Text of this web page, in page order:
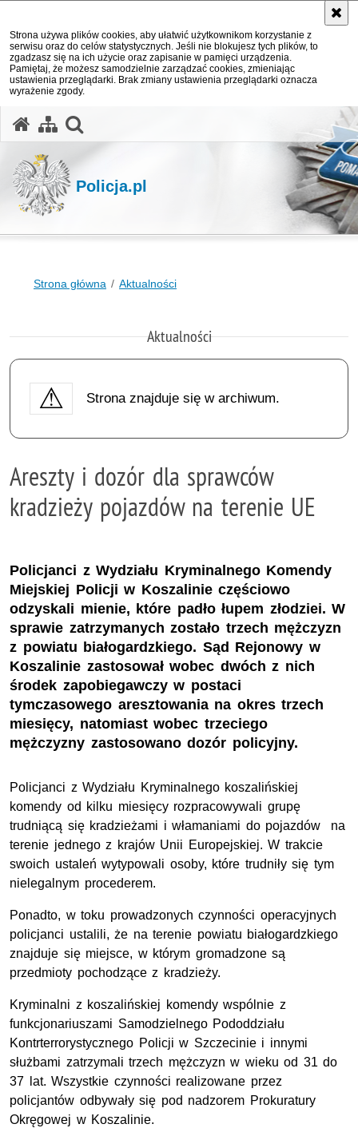
Strona używa plików cookies, aby ułatwić użytkownikom korzystanie z
serwisu oraz do celów statystycznych. Jeśli nie blokujesz tych plików, to
zgadzasz się na ich użycie oraz zapisanie w pamięci urządzenia.
Pamiętaj, że możesz samodzielnie zarządzać cookies, zmieniając
ustawienia przeglądarki. Brak zmiany ustawienia przeglądarki oznacza
wyrażenie zgody.
Policja.pl
Strona główna Aktualności
Aktualności
Strona znajduje się w archiwum.
Areszty i dozór dla sprawców
kradzieży pojazdów na terenie UE
Policjanci z Wydziału Kryminalnego Komendy
Miejskiej Policji w Koszalinie częściowo
odzyskali mienie, które padło łupem złodziei. W
sprawie zatrzymanych zostało trzech mężczyzn
z powiatu białogardzkiego. Sąd Rejonowy w
Koszalinie zastosował wobec dwóch z nich
środek zapobiegawczy w postaci
tymczasowego aresztowania na okres trzech
miesięcy, natomiast wobec trzeciego
mężczyzny zastosowano dozór policyjny.
Policjanci z Wydziału Kryminalnego koszalińskiej
komendy od kilku miesięcy rozpracowywali grupę
trudniącą się kradzieżami i włamaniami do pojazdów na
terenie jednego z krajów Unii Europejskiej. W trakcie
swoich ustaleń wytypowali osoby, które trudniły się tym
nielegalnym procederem.
Ponadto, w toku prowadzonych czynności operacyjnych
policjanci ustalili, że na terenie powiatu białogardzkiego
znajduje się miejsce, w którym gromadzone są
przedmioty pochodzące z kradzieży.
Kryminalni z koszalińskiej komendy wspólnie z
funkcjonariuszami Samodzielnego Pododdziału
Kontrterrorystycznego Policji w Szczecinie i innymi
służbami zatrzymali trzech mężczyzn w wieku od 31 do
37 lat. Wszystkie czynności realizowane przez
policjantów odbywały się pod nadzorem Prokuratury
Okręgowej w Koszalinie.